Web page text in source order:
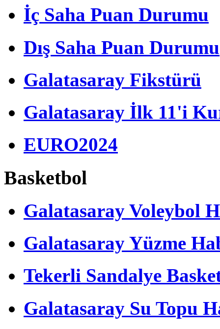
İç Saha Puan Durumu
Dış Saha Puan Durumu
Galatasaray Fikstürü
Galatasaray İlk 11'i
EURO2024
Basketbol
Galatasaray Voleybol
Galatasaray Yüzme
Tekerli Sandalye
Galatasaray Su Topu